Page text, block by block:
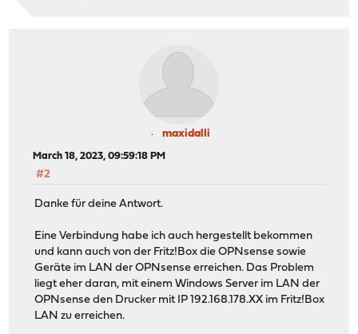
maxidalli
March 18, 2023, 09:59:18 PM
#2
Danke für deine Antwort.
Eine Verbindung habe ich auch hergestellt bekommen
und kann auch von der Fritz!Box die OPNsense sowie
Geräte im LAN der OPNsense erreichen. Das Problem
liegt eher daran, mit einem Windows Server im LAN der
OPNsense den Drucker mit IP 192.168.178.XX im Fritz!Box
LAN zu erreichen.